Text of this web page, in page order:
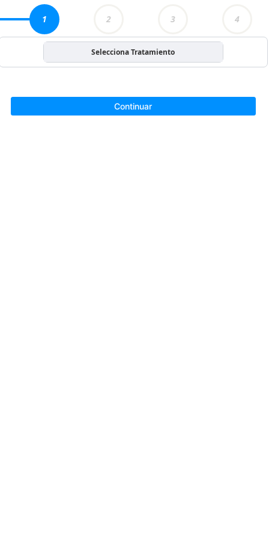
1 2 3 4
Selecciona Tratamiento
Continuar